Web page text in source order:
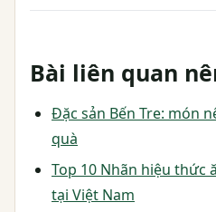
Bài liên quan
Đặc sản Bến Tre: món
quà
Top 10 Nhãn hiệu thức
tại Việt Nam